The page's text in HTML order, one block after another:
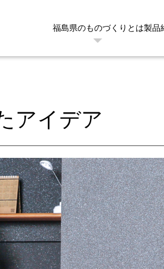
福島県のものづくりとは製品
アイデア